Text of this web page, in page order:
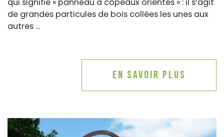
qui signifie « panneau à copeaux orientés » : il s’agit
de grandes particules de bois collées les unes aux
autres ...
En savoir plus